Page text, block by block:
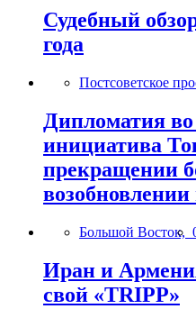
Судебный
года
Постсоветское
Дипломатия
инициатива
прекращении
возобновлении
Большой Восток,
Иран и
свой «TRIPP»